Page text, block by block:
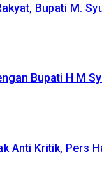
Bupati M.
Bupati H M
Anti Kritik, Pers